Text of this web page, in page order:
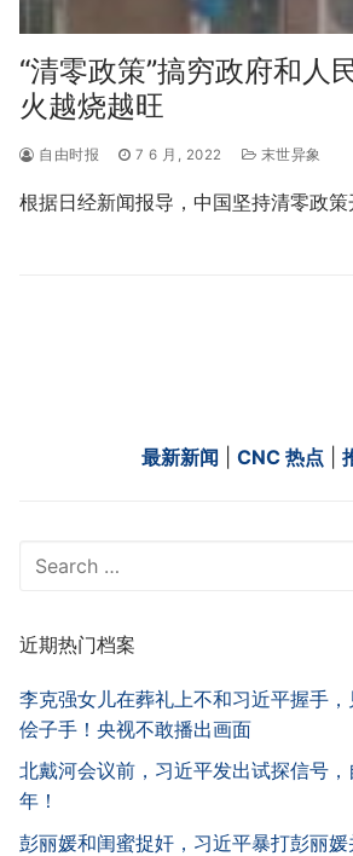
“清零政策”搞穷政府和人
火越烧越旺
自由时报 7 6 月, 2022 末世异象
根据日经新闻报导，中国坚持清零政
最新新闻 CNC 热点
Search
近期热门档案
李克强女儿在葬礼上不和习近平握手，
侩子手！央视不敢播出画面
北戴河会议前，习近平发出试探信号
年！
彭丽媛和闺蜜捉奸，习近平暴打彭丽